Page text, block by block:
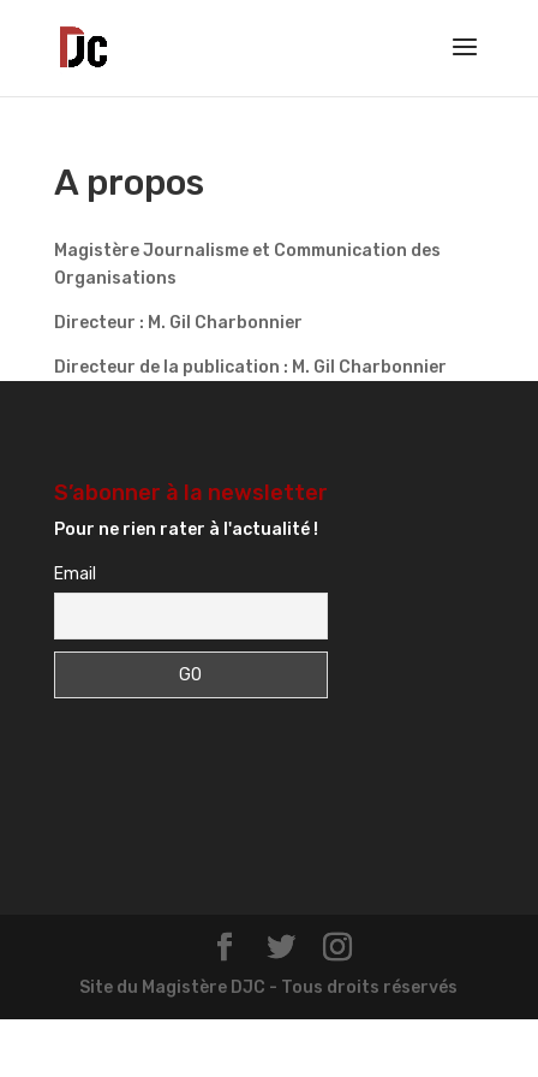
A propos
Magistère Journalisme et Communication des
Organisations
Directeur : M. Gil Charbonnier
Directeur de la publication : M. Gil Charbonnier
S’abonner à la newsletter
Pour ne rien rater à l'actualité !
Email
Site du Magistère DJC - Tous droits réservés